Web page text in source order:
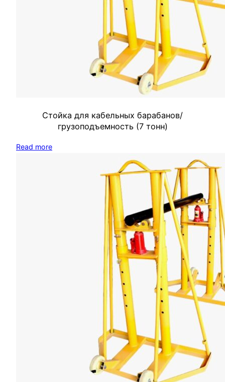
Стойка для кабельных барабанов/
грузоподъемность (7 тонн)
Read more